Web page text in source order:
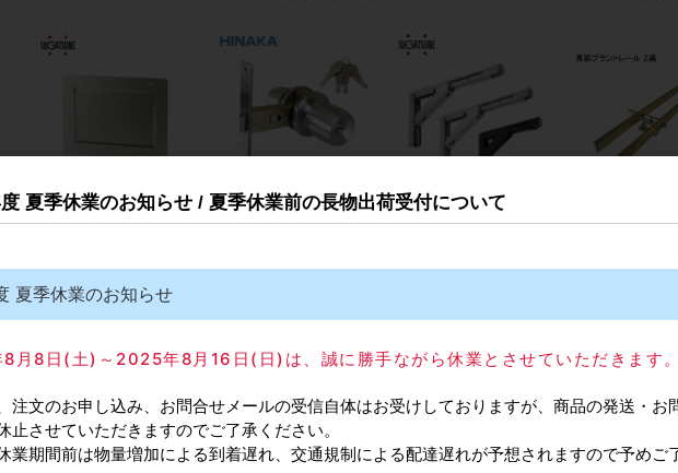
スガツネ工業/ランプ AZ-
ンパー付屑入投入口 蓋付
カタログ価格
19,300円
HINAKA/日中製作所 CH-
スガツネ工業/ランプ
単位販売
夏季休業のお知らせ / 夏季休業前の長物出荷受付について
夏季休業のお知らせ
月8日(土)～2025年8月16日(日)は、誠に勝手ながら休業とさせていただきます。
注文のお申し込み、お問合せメールの受信自体はお受けしておりますが、商品の発送・お
止させていただきますのでご了承ください。
業期間前は物量増加による到着遅れ、交通規制による配達遅れが予想されますので予めご